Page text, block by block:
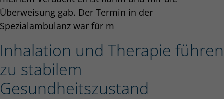
Überweisung gab. Der Termin in der
Spezialambulanz war für m
Inhalation und Therapie führen
zu stabilem
Gesundheitszustand